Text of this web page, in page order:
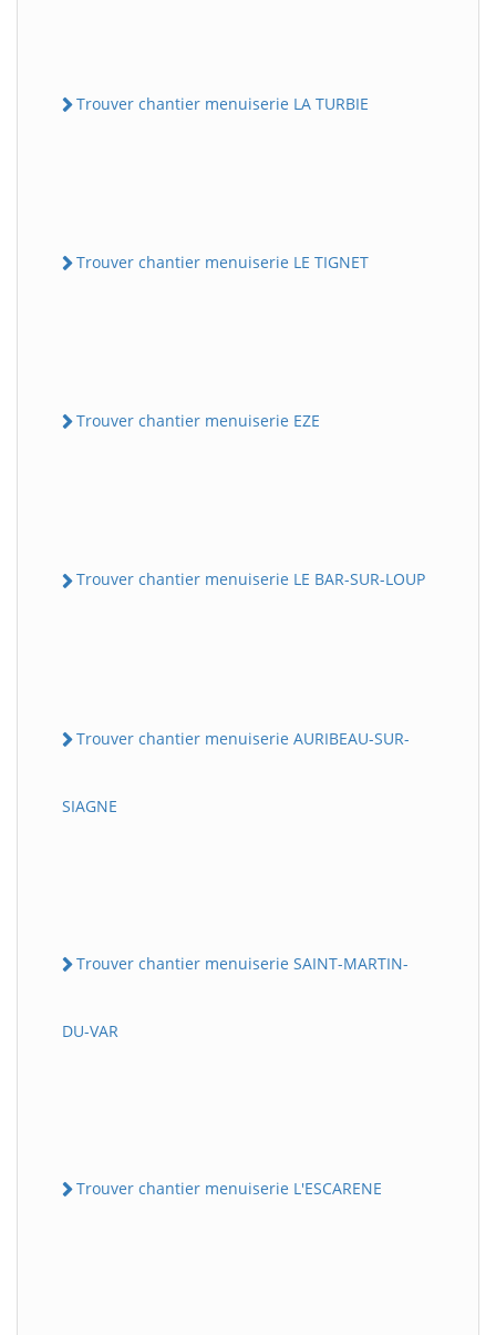
Trouver chantier menuiserie LA TURBIE
Trouver chantier menuiserie LE TIGNET
Trouver chantier menuiserie EZE
Trouver chantier menuiserie LE BAR-SUR-LOUP
Trouver chantier menuiserie AURIBEAU-SUR-
SIAGNE
Trouver chantier menuiserie SAINT-MARTIN-
DU-VAR
Trouver chantier menuiserie L'ESCARENE